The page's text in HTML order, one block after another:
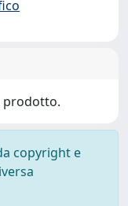
prodotto.
copyright e